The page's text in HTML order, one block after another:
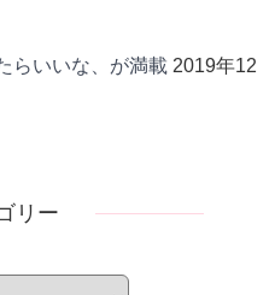
らいいな、が満載 2019年12
リー